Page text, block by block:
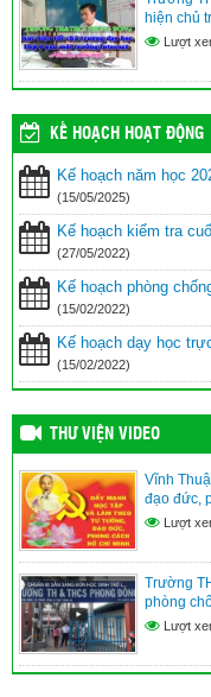
hiện chủ
Lượt
KẾ HOẠCH HOẠT ĐỘNG
Kế hoạch năm học
(15/05/2025)
Kế hoạch kiểm tra
(27/05/2022)
Kế hoạch phòng
(15/02/2022)
Kế hoạch dạy học
(15/02/2022)
THƯ VIỆN VIDEO
Vĩnh
đạo đức,
Lượt
Trường
phòng
Lượt